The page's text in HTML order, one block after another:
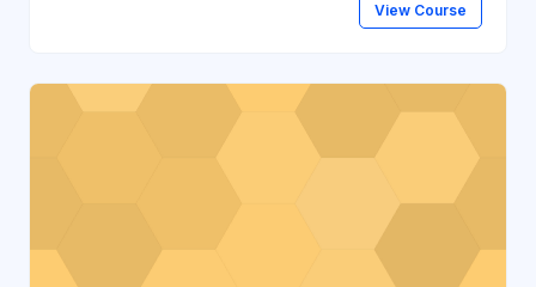
View Course